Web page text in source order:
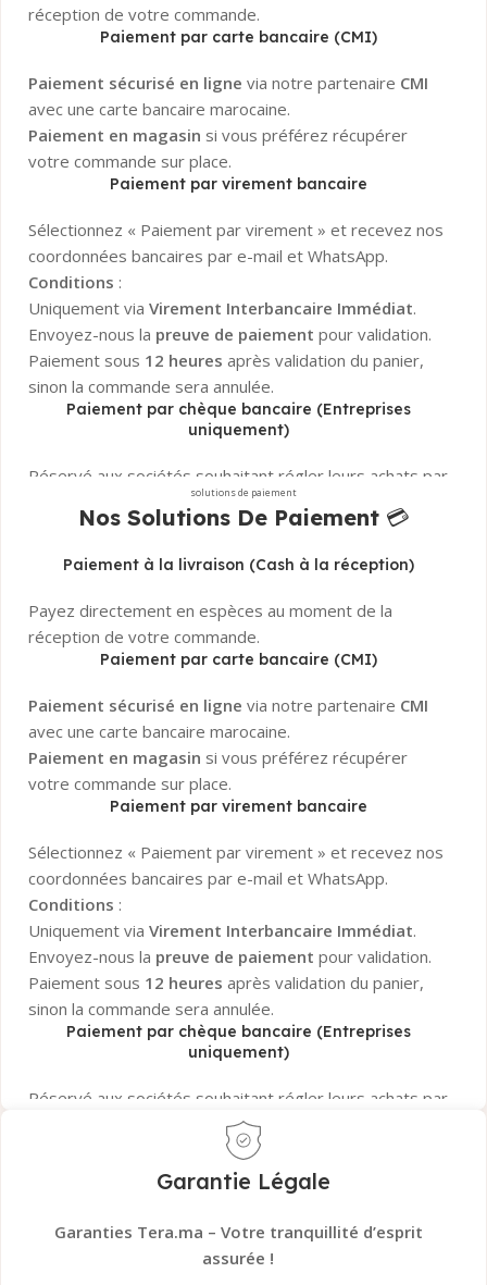
réception de votre commande.
Paiement par carte bancaire (CMI)
Paiement sécurisé en ligne via notre partenaire CMI
avec une carte bancaire marocaine.
Paiement en magasin si vous préférez récupérer
votre commande sur place.
Paiement par virement bancaire
Sélectionnez « Paiement par virement » et recevez nos
coordonnées bancaires par e-mail et WhatsApp.
Conditions :
Uniquement via Virement Interbancaire Immédiat.
Envoyez-nous la preuve de paiement pour validation.
Paiement sous 12 heures après validation du panier,
sinon la commande sera annulée.
Paiement par chèque bancaire (Entreprises
uniquement)
Réservé aux sociétés souhaitant régler leurs achats par
chèque bancaire certifié.
La commande sera confirmée uniquement après
encaissement et validation
du chèque par notre
Besoin d’aide ?Notre service client est disponible pour
répondre à toutes vos questions sur les paiements !
solutions de paiement
Nos Solutions De Paiement💳
Paiement à la livraison (Cash à la réception)
Payez directement en espèces au moment de la
réception de votre commande.
Paiement par carte bancaire (CMI)
Paiement sécurisé en ligne via notre partenaire CMI
avec une carte bancaire marocaine.
Paiement en magasin si vous préférez récupérer
votre commande sur place.
Paiement par virement bancaire
Sélectionnez « Paiement par virement » et recevez nos
coordonnées bancaires par e-mail et WhatsApp.
Conditions :
Uniquement via Virement Interbancaire Immédiat.
Envoyez-nous la preuve de paiement pour validation.
Paiement sous 12 heures après validation du panier,
sinon la commande sera annulée.
Paiement par chèque bancaire (Entreprises
uniquement)
Réservé aux sociétés souhaitant régler leurs achats par
La commande sera confirmée uniquement après
encaissement et validationdu chèque par notre
Besoin d’aide ?Notre service client est disponible pour
répondre à toutes vos questions sur les paiements !
Garantie Légale
Garanties Tera.ma – Votre tranquillité d’esprit
assurée !